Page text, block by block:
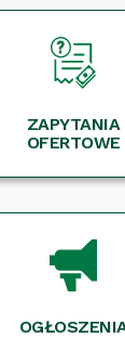
ZAPYTANIA
OFERTOWE